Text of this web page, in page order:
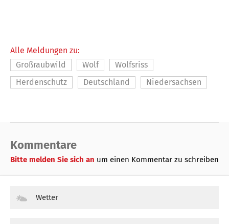
Alle Meldungen zu:
Großraubwild
Wolf
Wolfsriss
Herdenschutz
Deutschland Niedersachsen
Kommentare
Bitte melden Sie sich an um einen Kommentar zu schreiben
Wetter